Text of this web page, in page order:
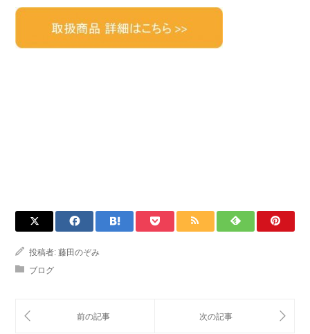
投稿者: 藤田のぞみ
ブログ